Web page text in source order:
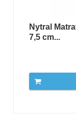
Nytral
7,5 cm...